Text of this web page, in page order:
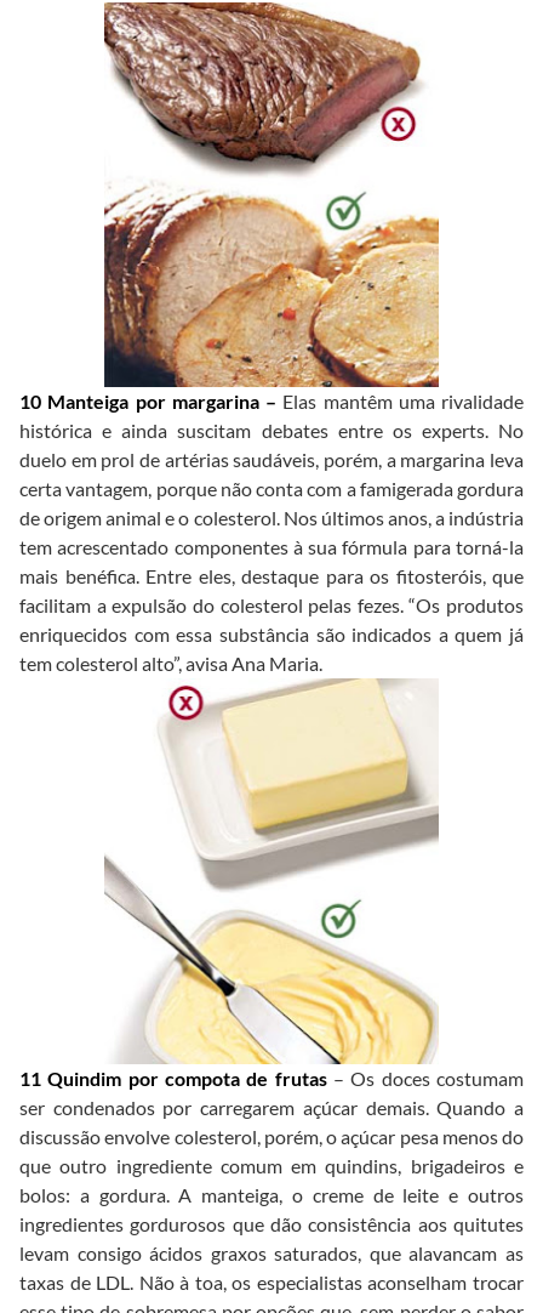
10 Manteiga por margarina – Elas mantêm uma rivalidade
histórica e ainda suscitam debates entre os experts. No
duelo em prol de artérias saudáveis, porém, a margarina leva
certa vantagem, porque não conta com a famigerada gordura
de origem animal e o colesterol. Nos últimos anos, a indústria
tem acrescentado componentes à sua fórmula para torná-la
mais benéfica. Entre eles, destaque para os fitosteróis, que
facilitam a expulsão do colesterol pelas fezes. “Os produtos
enriquecidos com essa substância são indicados a quem já
tem colesterol alto”, avisa Ana Maria.
11 Quindim por compota de frutas– Os doces costumam
ser condenados por carregarem açúcar demais. Quando a
discussão envolve colesterol, porém, o açúcar pesa menos do
que outro ingrediente comum em quindins, brigadeiros e
bolos: a gordura. A manteiga, o creme de leite e outros
ingredientes gordurosos que dão consistência aos quitutes
levam consigo ácidos graxos saturados, que alavancam as
taxas de LDL. Não à toa, os especialistas aconselham trocar